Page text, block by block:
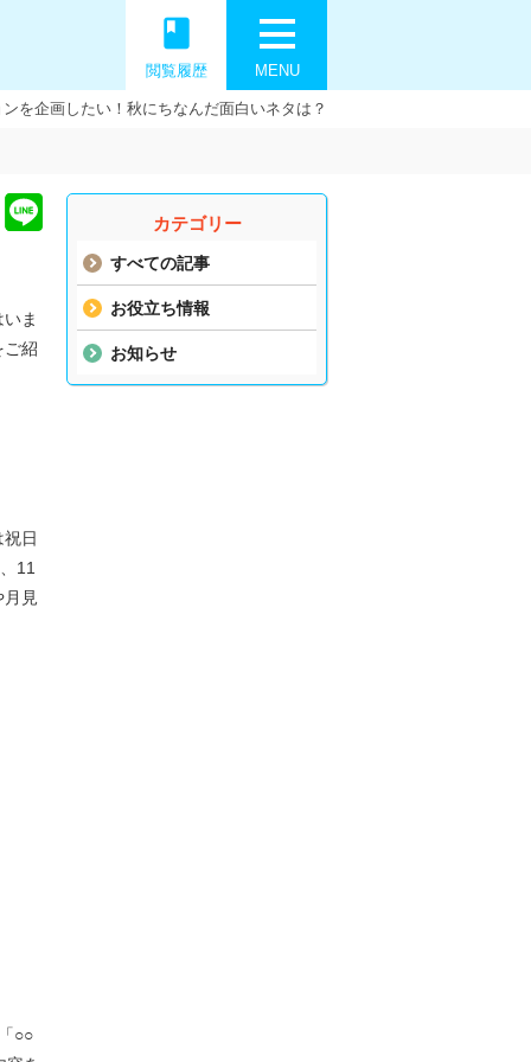
MENU
book
閲覧履歴
を企画したい！秋にちなんだ面白いネタは？
カテゴリー
すべての記事
お役立ち情報
お知らせ
ま
ご紹
日
11
月見
○○